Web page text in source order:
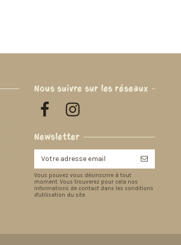
Nous suivre sur les réseaux
Newsletter
Vous pouvez vous désinscrire à tout
moment. Vous trouverez pour cela nos
informations de contact dans les conditions
d'utilisation du site.